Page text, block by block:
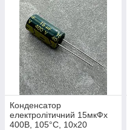
Конденсатор
електролітичний 15мкФx
400В, 105°C, 10x20